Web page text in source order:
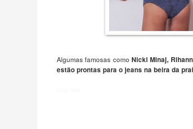
Algumas famosas como Nicki Minaj,
estão prontas para o jeans na beira da